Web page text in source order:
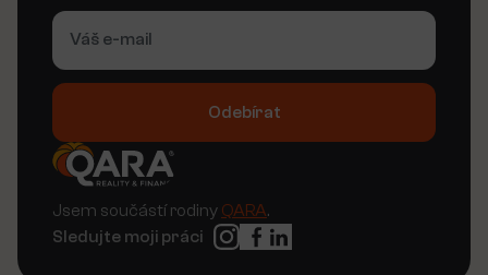
Odebírat
Alternative:
Jsem součástí rodiny QARA.
Sledujte moji práci